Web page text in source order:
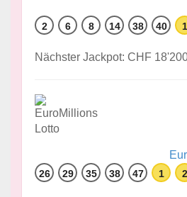
2 6 8 14 38 40 1
Nächster Jackpot: CHF
26 29 35 38 47 1 2